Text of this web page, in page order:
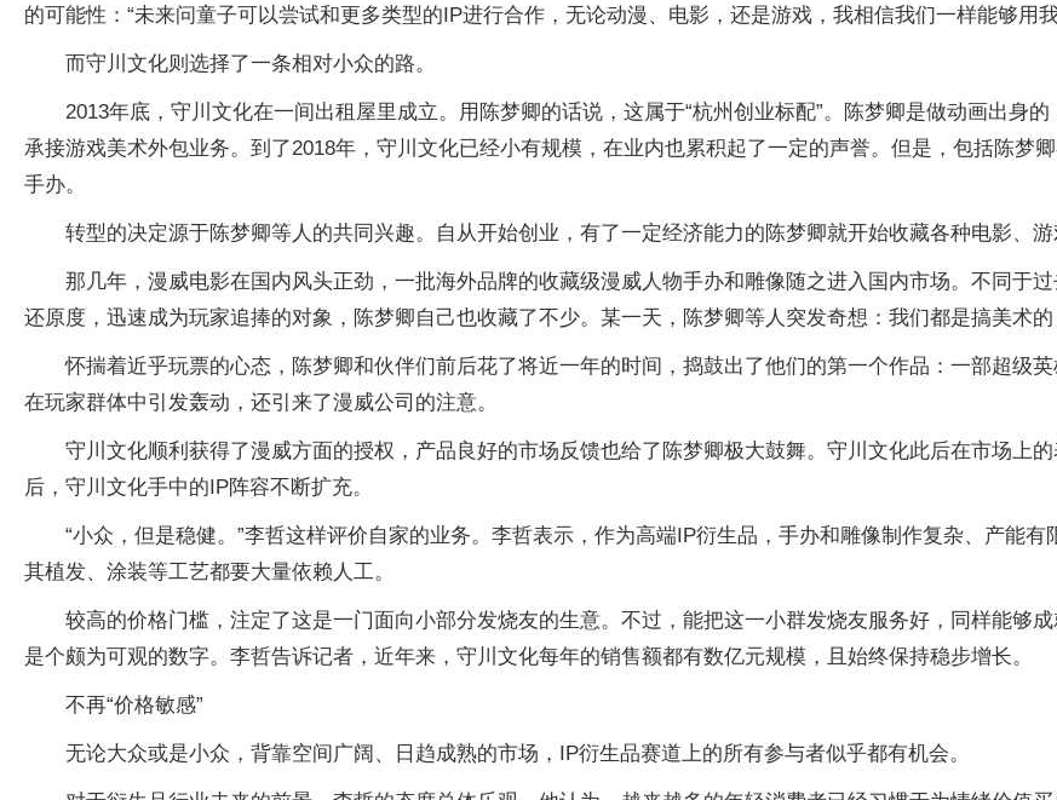
的可能性：“未来问童子可以尝试和更多类型的IP进行合作，无论动漫、电影，还是游戏，我相信我们一样能够用
而守川文化则选择了一条相对小众的路。
2013年底，守川文化在一间出租屋里成立。用陈梦卿的话说，这属于“杭州创业标配”。陈梦卿是做动画出身
承接游戏美术外包业务。到了2018年，守川文化已经小有规模，在业内也累积起了一定的声誉。但是，包括陈梦
手办。
转型的决定源于陈梦卿等人的共同兴趣。自从开始创业，有了一定经济能力的陈梦卿就开始收藏各种电影、
那几年，漫威电影在国内风头正劲，一批海外品牌的收藏级漫威人物手办和雕像随之进入国内市场。不同于
还原度，迅速成为玩家追捧的对象，陈梦卿自己也收藏了不少。某一天，陈梦卿等人突发奇想：我们都是搞美术
怀揣着近乎玩票的心态，陈梦卿和伙伴们前后花了将近一年的时间，捣鼓出了他们的第一个作品：一部超级
在玩家群体中引发轰动，还引来了漫威公司的注意。
守川文化顺利获得了漫威方面的授权，产品良好的市场反馈也给了陈梦卿极大鼓舞。守川文化此后在市场上
后，守川文化手中的IP阵容不断扩充。
“小众，但是稳健。”李哲这样评价自家的业务。李哲表示，作为高端IP衍生品，手办和雕像制作复杂、产能有
其植发、涂装等工艺都要大量依赖人工。
较高的价格门槛，注定了这是一门面向小部分发烧友的生意。不过，能把这一小群发烧友服务好，同样能够
是个颇为可观的数字。李哲告诉记者，近年来，守川文化每年的销售额都有数亿元规模，且始终保持稳步增长。
不再“价格敏感”
无论大众或是小众，背靠空间广阔、日趋成熟的市场，IP衍生品赛道上的所有参与者似乎都有机会。